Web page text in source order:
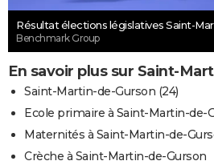
Résultat élections législatives Saint-
Benchmark Group
En savoir plus sur Saint-
Saint-Martin-de-Gurson (24)
Ecole primaire à Saint-Martin-de-
Maternités à Saint-Martin-de-
Crèche à Saint-Martin-de-Gurson